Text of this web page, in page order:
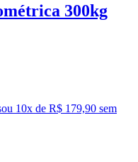
300kg
ou 10x de R$ 179,90 sem